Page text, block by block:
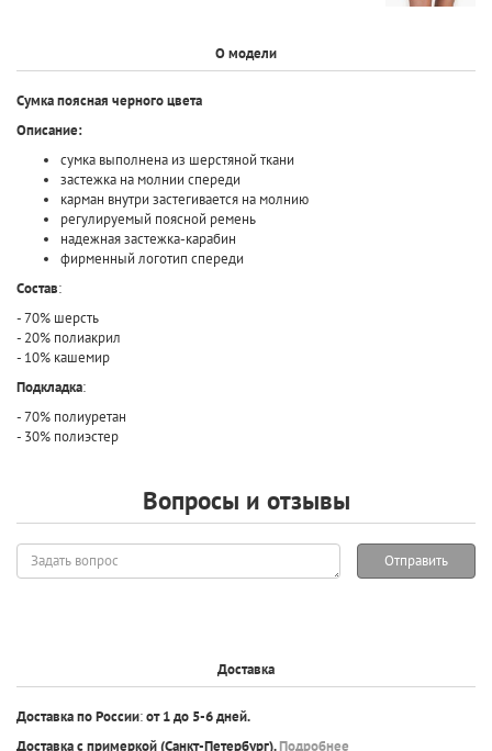
О модели
Сумка поясная черного цвета
Описание:
сумка выполнена из шерстяной ткани
застежка на молнии спереди
карман внутри застегивается на молнию
регулируемый поясной ремень
надежная застежка-карабин
фирменный логотип спереди
Состав:
- 70% шерсть
- 20% полиакрил
- 10% кашемир
Подкладка:
- 70% полиуретан
- 30% полиэстер
Вопросы и отзывы
Задать
вопрос
Отправить
Доставка
Доставка по России:от 1 до 5-6 дней.
Доставка с примеркой(Санкт-Петербург).Подробнее